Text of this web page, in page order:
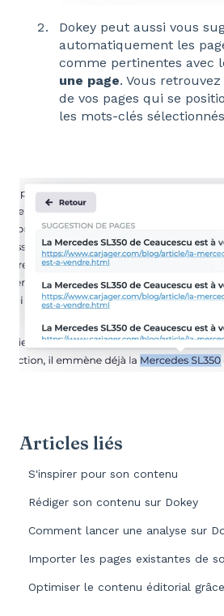
Dokey peut aussi vous
automatiquement les
comme pertinentes avec
une page. Vous
de vos pages qui se
les mots-clés sélectionnés
Articles liés
S'inspirer pour son contenu
Rédiger son contenu sur Dokey
Comment lancer une analyse sur
Importer les pages existantes de
Optimiser le contenu éditorial